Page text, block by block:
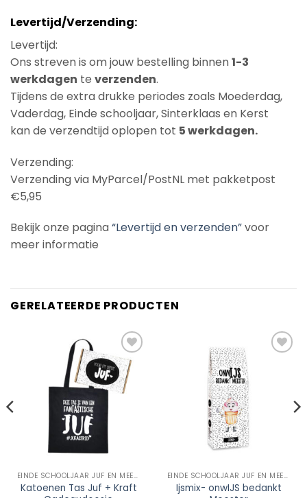
Levertijd/Verzending:
Levertijd:
Ons streven is om jouw bestelling binnen1-3
werkdagen te verzenden.
Tijdens de extra drukke periodes zoals Moederdag,
Vaderdag, Einde schooljaar, Sinterklaas en Kerst
kan de verzendtijd oplopen tot 5 werkdagen.
Verzending:
Verzending via MyParcel/PostNL met pakketpost
€5,95
Bekijk onze pagina“Levertijd en verzenden”voor
meer informatie
GERELATEERDE PRODUCTEN
Add to
Wishlist
EINDE SCHOOLJAAR JUF EN MEESTER
Katoenen Tas Juf + Kraft
EINDE SCHOOLJAAR JUF EN MEESTER
Ijsmix- onwIJS bedankt